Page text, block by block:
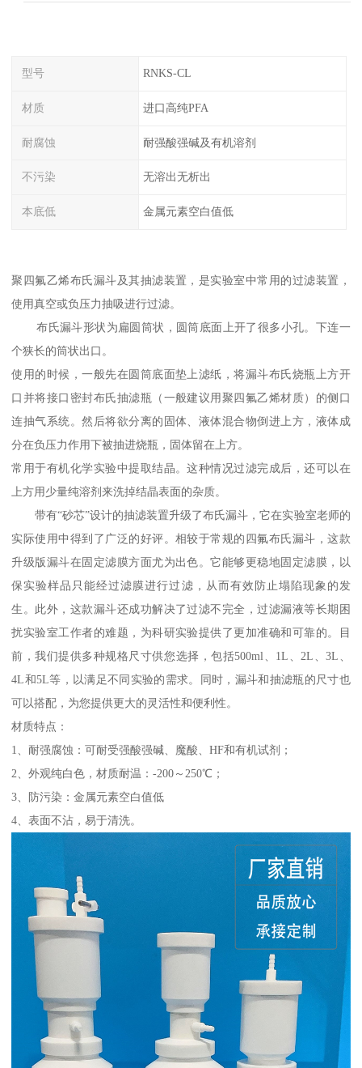
型号 RNKS-CL
材质 进口高纯PFA
耐腐蚀 耐强酸强碱及有机溶剂
不污染 无溶出无析出
本底低 金属元素空白值低
聚四氟乙烯布氏漏斗及其抽滤装置，是实验室中常用的过滤装置，
使用真空或负压力抽吸进行过滤。
布氏漏斗形状为扁圆筒状，圆筒底面上开了很多小孔。下连一
个狭长的筒状出口。
使用的时候，一般先在圆筒底面垫上滤纸，将漏斗布氏烧瓶上方开
口并将接口密封布氏抽滤瓶（一般建议用聚四氟乙烯材质）的侧口
连抽气系统。然后将欲分离的固体、液体混合物倒进上方，液体成
分在负压力作用下被抽进烧瓶，固体留在上方。
常用于有机化学实验中提取结晶。这种情况过滤完成后，还可以在
上方用少量纯溶剂来洗掉结晶表面的杂质。
带有“砂芯”设计的抽滤装置升级了布氏漏斗，它在实验室老师的
实际使用中得到了广泛的好评。相较于常规的四氟布氏漏斗，这款
升级版漏斗在固定滤膜方面尤为出色。它能够更稳地固定滤膜，以
保实验样品只能经过滤膜进行过滤，从而有效防止塌陷现象的发
生。此外，这款漏斗还成功解决了过滤不完全，过滤漏液等长期困
扰实验室工作者的难题，为科研实验提供了更加准确和可靠的。目
前，我们提供多种规格尺寸供您选择，包括500ml、1L、2L、3L、
4L和5L等，以满足不同实验的需求。同时，漏斗和抽滤瓶的尺寸也
可以搭配，为您提供更大的灵活性和便利性。
材质特点：
1、耐强腐蚀：可耐受强酸强碱、魔酸、HF和有机试剂；
2、外观纯白色，材质耐温：-200～250℃；
3、防污染：金属元素空白值低
4、表面不沾，易于清洗。